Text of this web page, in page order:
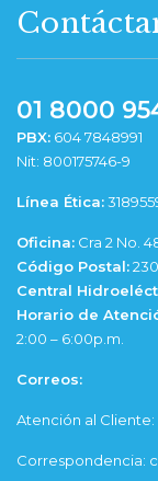
01 8000
PBX: 604 7848991
Nit: 800175746-9
Línea Ética:
Oficina: Cra 2 No.
Código Postal:
Central
Horario de
2:00 – 6:00p.m.
Correos:
Atención al
Correspondencia: